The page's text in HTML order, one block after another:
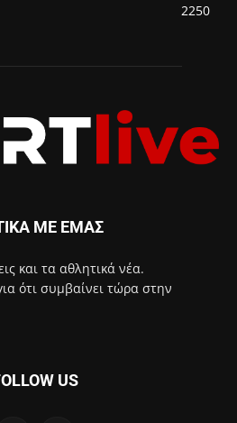
2250
ΜΕ ΕΜΑΣ
και τα αθλητικά νέα.
ότι συμβαίνει τώρα στην
US